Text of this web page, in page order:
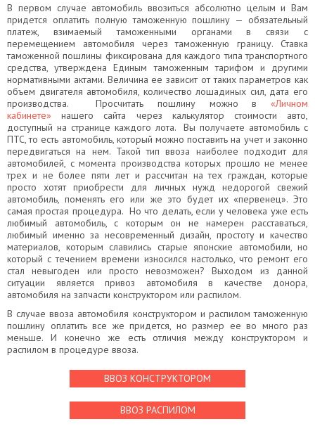
В первом случае автомобиль ввозиться абсолютно целым и Вам
придется оплатить полную таможенную пошлину — обязательный
платеж, взимаемый таможенными органами в связи с
перемещением автомобиля через таможенную границу. Ставка
таможенной пошлины фиксирована для каждого типа транспортного
средства, утверждена Единым таможенным тарифом и другими
нормативными актами. Величина ее зависит от таких параметров как
объем двигателя автомобиля, количество лошадиных сил, дата его
производства. Просчитать пошлину можно в «Личном
кабинете» нашего сайта через калькулятор стоимости авто,
доступный на странице каждого лота. Вы получаете автомобиль с
ПТС, то есть автомобиль, который можно поставить на учет и законно
передвигаться на нем. Такой тип ввоза наиболее подходит для
автомобилей, с момента производства которых прошло не менее
трех и не более пяти лет и рассчитан на тех граждан, которые
просто хотят приобрести для личных нужд недорогой свежий
автомобиль, поменять его или же это будет их «первенец». Это
самая простая процедура. Но что делать, если у человека уже есть
любимый автомобиль, с которым он не намерен расставаться,
любимый именно за несовременный дизайн, простоту и качество
материалов, которым славились старые японские автомобили, но
который с течением времени износился настолько, что ремонт его
стал невыгоден или просто невозможен? Выходом из данной
ситуации является привоз автомобиля в качестве донора,
автомобиля на запчасти конструктором или распилом.
В случае ввоза автомобиля конструктором и распилом таможенную
пошлину оплатить все же придется, но размер ее во много раз
меньше. И конечно же есть отличия между конструктором и
распилом в процедуре ввоза.
ВВОЗ КОНСТРУКТОРОМ
ВВОЗ РАСПИЛОМ